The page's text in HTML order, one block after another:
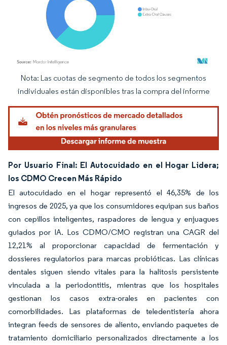
Imagen © Mordor Intelligence. El uso requiere atribución según CC BY 4.0.
Nota: Las cuotas de segmento de todos los segmentos
individuales están disponibles tras la compra del informe
Por Usuario Final: El Autocuidado en el Hogar Lidera;
los CDMO Crecen Más Rápido
El autocuidado en el hogar representó el 46,35% de los
ingresos de 2025, ya que los consumidores equipan sus baños
con cepillos inteligentes, raspadores de lengua y enjuagues
guiados por IA. Los CDMO/CMO registran una CAGR del
12,21% al proporcionar capacidad de fermentación y
dossieres regulatorios para marcas probióticas. Las clínicas
dentales siguen siendo vitales para la halitosis persistente
vinculada a la periodontitis, mientras que los hospitales
gestionan los casos extra-orales en pacientes con
comorbilidades. Las plataformas de teledentistería ahora
integran feeds de sensores de aliento, enviando paquetes de
tratamiento domiciliario personalizados directamente a los